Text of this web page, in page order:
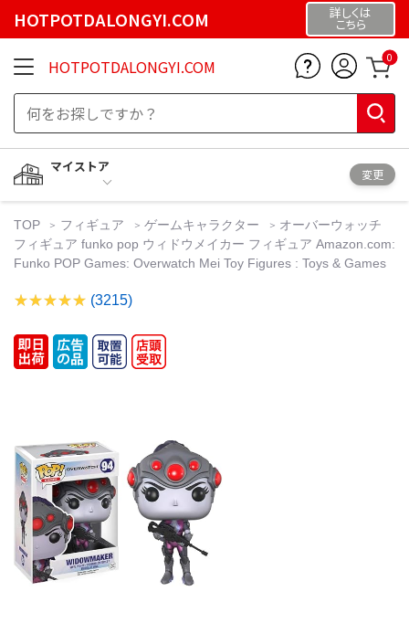
HOTPOTDALONGYI.COM 詳しくは
こちら
HOTPOTDALONGYI.COM 0
マイストア
変更
TOP フィギュア ゲームキャラクター
オーバーウォッチ
フィギュア funko pop ウィドウメイカー フィギュア Amazon.com:
Funko POP Games: Overwatch Mei Toy Figures : Toys & Games
(3215)